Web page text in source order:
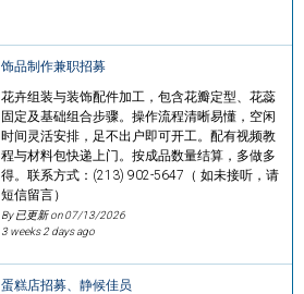
饰品制作兼职招募
花卉组装与装饰配件加工，包含花瓣定型、花蕊
固定及基础组合步骤。操作流程清晰易懂，空闲
时间灵活安排，足不出户即可开工。配有视频教
程与材料包快递上门。按成品数量结算，多做多
得。联系方式：(213) 902-5647（ 如未接听，请
短信留言）
By 已更新 on07/13/2026
3 weeks 2 days ago
蛋糕店招募、静候佳员